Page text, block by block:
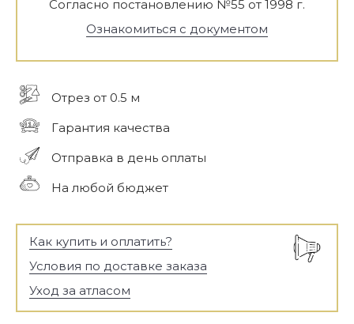
Согласно постановлению №55 от 1998 г.
Ознакомиться с документом
Отрез от 0.5 м
Гарантия качества
Отправка в день оплаты
На любой бюджет
Как купить и оплатить?
Условия по доставке заказа
Уход за атласом